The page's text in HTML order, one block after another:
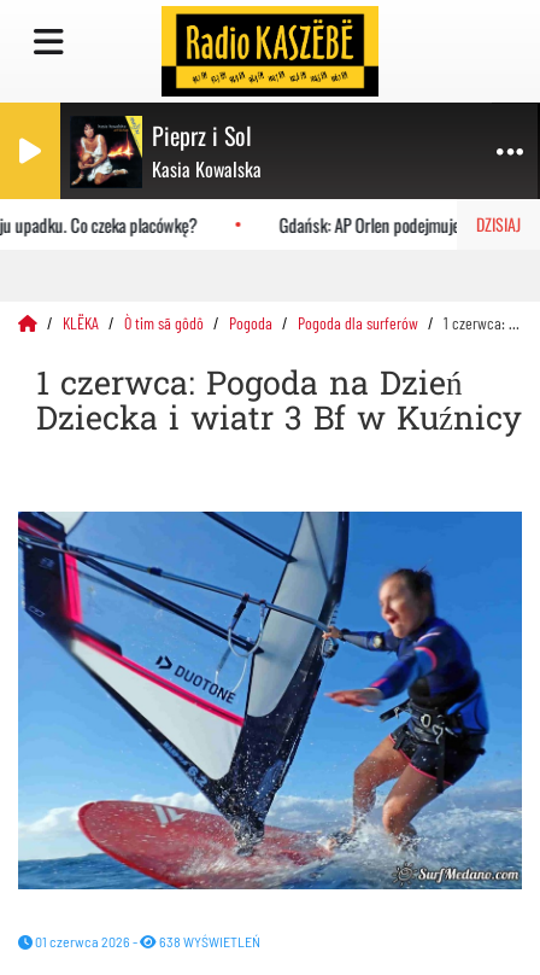
Pieprz i Sol
Kasia Kowalska
DZISIAJ
Co czeka placówkę? Gdańsk: AP Orlen podejmuje Uniwersytet
KLËKA Ò tim sã gôdô Pogoda Pogoda dla surferów 1 czerwca: Pogoda na Dzień Dziecka i wiatr 3 Bf w Kuźnicy
1 czerwca: Pogoda na Dzień
Dziecka i wiatr 3 Bf w Kuźnicy
01 czerwca 2026 - 638 WYŚWIETLEŃ